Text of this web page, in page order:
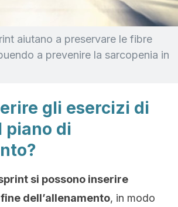
aiutano a preservare le fibre
a prevenire la sarcopenia in
gli esercizi di
piano di
si possono inserire
dell’allenamento, in modo